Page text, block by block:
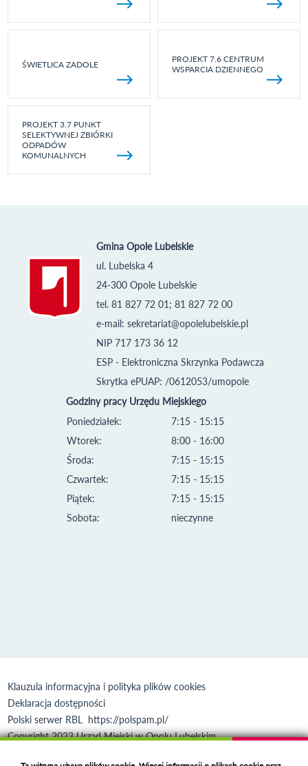
ŚWIETLICA ZADOLE
PROJEKT 7.6 CENTRUM
WSPARCIA DZIENNEGO
PROJEKT 3.7 PUNKT
SELEKTYWNEJ ZBIÓRKI
ODPADÓW
KOMUNALNYCH
Gmina Opole Lubelskie
ul. Lubelska 4
24-300 Opole Lubelskie
tel. 81 827 72 01; 81 827 72 00
e-mail: sekretariat@opolelubelskie.pl
NIP 717 173 36 12
ESP - Elektroniczna Skrzynka Podawcza
Skrytka ePUAP: /0612053/umopole
Godziny pracy Urzędu Miejskiego
Poniedziałek:
Wtorek:
Środa:
Czwartek:
Piątek:
Sobota:
7:15 - 15:15
8:00 - 16:00
7:15 - 15:15
7:15 - 15:15
7:15 - 15:15
nieczynne
Klauzula informacyjna i polityka plików cookies
Deklaracja dostępności
Polski serwer RBL https://polspam.pl/
Copyright 2023 Urząd Miejski w Opolu Lubelskim